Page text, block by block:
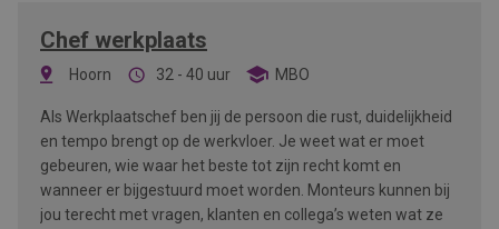
Chef werkplaats
Hoorn 32 - 40 uur MBO
Als Werkplaatschef ben jij de persoon die rust, duidelijkheid
en tempo brengt op de werkvloer. Je weet wat er moet
gebeuren, wie waar het beste tot zijn recht komt en
wanneer er bijgestuurd moet worden. Monteurs kunnen bij
jou terecht met vragen, klanten en collega’s weten wat ze